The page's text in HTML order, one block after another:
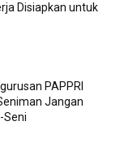
Disiapkan untuk
PAPPRI
Jangan
Seni